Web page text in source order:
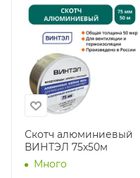
Скотч алюминиевый
ВИНТЭЛ 75х50м
Много